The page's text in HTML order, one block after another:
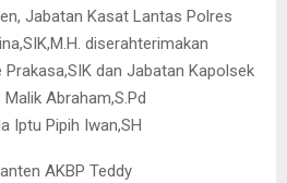
Jabatan Kasat Lantas Polres
diserahterimakan
dan Jabatan Kapolsek
Abraham,S.Pd
Iptu Pipih Iwan,SH
AKBP Teddy